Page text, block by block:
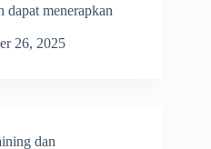
dapat menerapkan
26, 2025
dan